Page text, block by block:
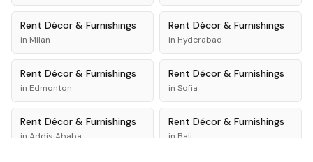
Rent Décor & Furnishings
in Milan
Rent Décor & Furnishings
in Hyderabad
Rent Décor & Furnishings
in Edmonton
Rent Décor & Furnishings
in Sofia
Rent Décor & Furnishings
in Addis Ababa
Rent Décor & Furnishings
in Bali